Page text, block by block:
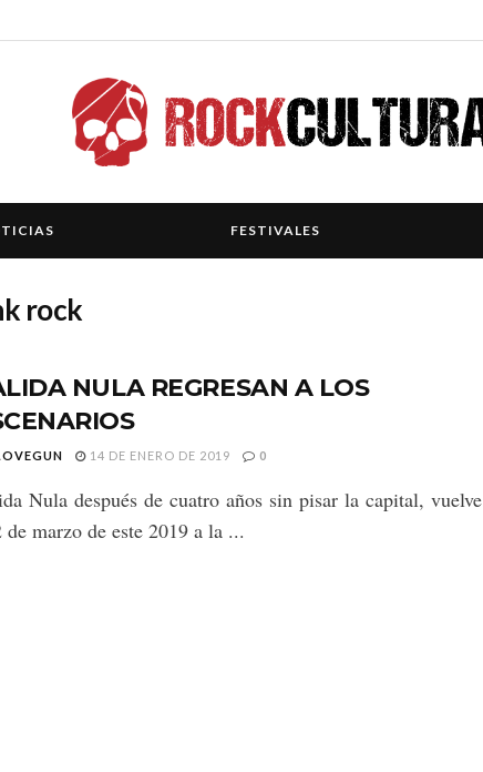
FESTIVALES
rock
NULA REGRESAN A LOS
14 DE ENERO DE 2019 0
Nula después de cuatro años sin pisar la capital, vuelve
de marzo de este 2019 a la ...